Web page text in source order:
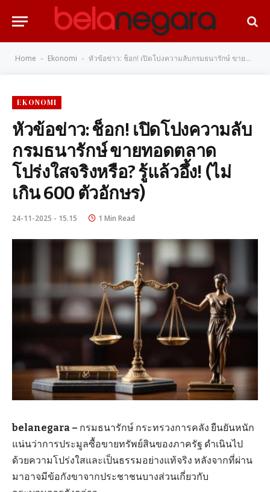
Home - Ekonomi - หัวข้อข่าว: ช็อก! เปิดโปงความลับกรมธนารักษ์ ขายทอดตลาดโปร่งใสจริงหรือ? รู้แล้วอึ้ง! (ไม่เกิน 600 ตัวอักษร)
EKONOMI
หัวข้อข่าว: ช็อก! เปิดโปงความลับ
กรมธนารักษ์ ขายทอดตลาด
โปร่งใสจริงหรือ? รู้แล้วอึ้ง! (ไม่
เกิน 600 ตัวอักษร)
24-11-2025 - 15.15 1 Min Read
belanegara – กรมธนารักษ์ กระทรวงการคลัง ยืนยันหนัก
แน่นว่าการประมูลซื้อขายทรัพย์สินของภาครัฐ ดำเนินไป
ด้วยความโปร่งใสและเป็นธรรมอย่างแท้จริง หลังจากที่ผ่าน
มาอาจมีข้อกังขาจากประชาชนบางส่วนเกี่ยวกับ